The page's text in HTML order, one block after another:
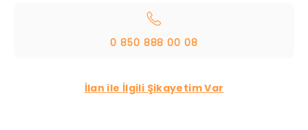
0 850 888 00 08
İlan ile İlgili Şikayetim Var